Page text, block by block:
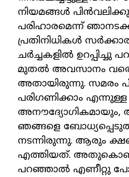
നിയമങ്ങള്‍
പരിഹാരമെന്ന്
പ്രതിനിധികള്‍
ചര്‍ച്ചകളില്‍ ഉറപ്പിച്ചു
മുതല്‍ അവസാനം വരെ
അതായിരുന്നു. സമരം
പരിഗണിക്കാം
അനൗദ്യോഗികമായും,
ഞങ്ങളെ
നടന്നിരുന്നു. ആരും
എത്തിയത്.
പറഞ്ഞാല്‍ എണീറ്റു